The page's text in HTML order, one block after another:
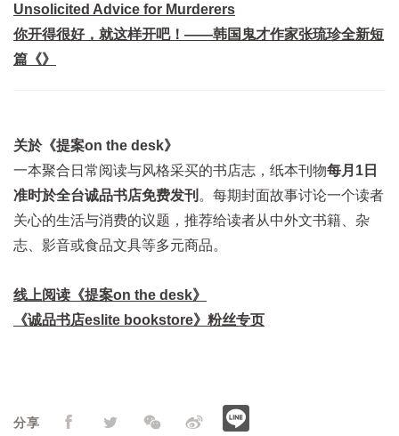
Unsolicited Advice for Murderers
你开得很好，就这样开吧！——韩国鬼才作家张琉珍全新短
篇《》
关於《提案on the desk》
一本聚合日常阅读与风格采买的书店志，纸本刊物每月1日
准时於全台诚品书店免费发刊 。每期封面故事讨论一个读者
关心的生活与消费的议题，推荐给读者从中外文书籍、杂
志、影音或食品文具等多元商品。
线上阅读《提案on the desk》
《诚品书店eslite bookstore》粉丝专页
分享